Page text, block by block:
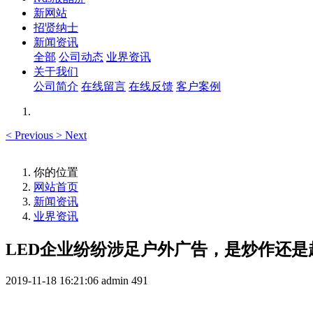
新网站
招贤纳士
新闻资讯
全部 公司动态 业界资讯
关于我们
公司简介 在线留言 在线反馈 客户案例
< Previous > Next
你的位置
网站首页
新闻资讯
业界资讯
LED企业纷纷涉足户外广告，是炒作还是
2019-11-18 16:21:06 admin 491